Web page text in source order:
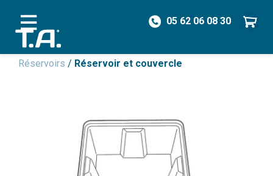
05 62 06 08 30
/ Pièces détachées
Réservoirs / Réservoir et couvercle